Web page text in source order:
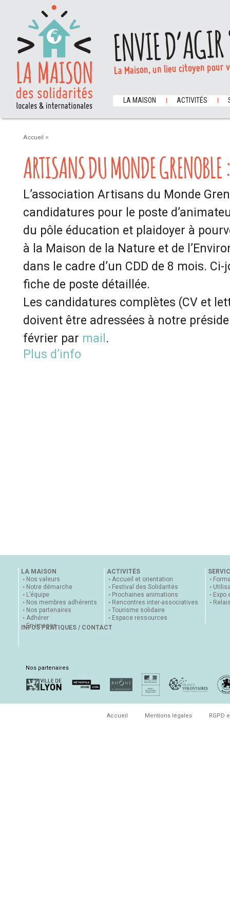
ENVIE
La Maison, un lieu citoyen
LA MAISON ACTIVITÉS
Accueil >
ARTISANS DU MONDE GRENOBLE
L’association Artisans du Monde
candidatures pour le poste
du pôle éducation et plaidoyer à
à la Maison de la Nature et de
dans le cadre d’un CDD de 8 mois.
fiche de poste détaillée.
Les candidatures complètes (CV et
doivent être adressées à notre
février par mail .
Plus d’info
LA MAISON
Nos valeurs
Notre démarche
L’équipe
Nos membres adhérents
Nos partenaires
Adhérer
En images
ACTIVITÉS
Accueil et orientation
Festival des Solidarités
Prochaines animations
Rencontres inter-associatives
Tourisme solidaire
Espace ressources
Expo
INFOS PRATIQUES / CONTACT
Nos partenaires
Accueil Mentions légales RGPD